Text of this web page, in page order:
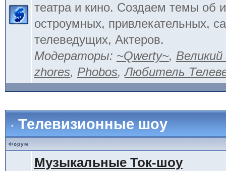
театра и кино. Создаем темы об
остроумных, привлекательных,
телеведущих, Актеров.
Модераторы: ~Qwerty~, Великий
zhores, Phobos,Любитель
Телевизионные шоу
Форум
Музыкальные Ток-шоу